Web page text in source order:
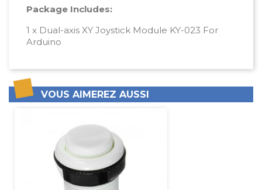
Package Includes:
1 x Dual-axis XY Joystick Module KY-023 For
Arduino
VOUS AIMEREZ AUSSI